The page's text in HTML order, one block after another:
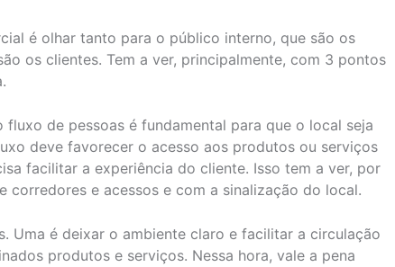
é olhar tanto para o público interno, que são os
os clientes. Tem a ver, principalmente, com 3 pontos
de pessoas é fundamental para que o local seja
deve favorecer o acesso aos produtos ou serviços
facilitar a experiência do cliente. Isso tem a ver, por
e acessos e com a sinalização do local.
Uma é deixar o ambiente claro e facilitar a circulação
produtos e serviços. Nessa hora, vale a pena